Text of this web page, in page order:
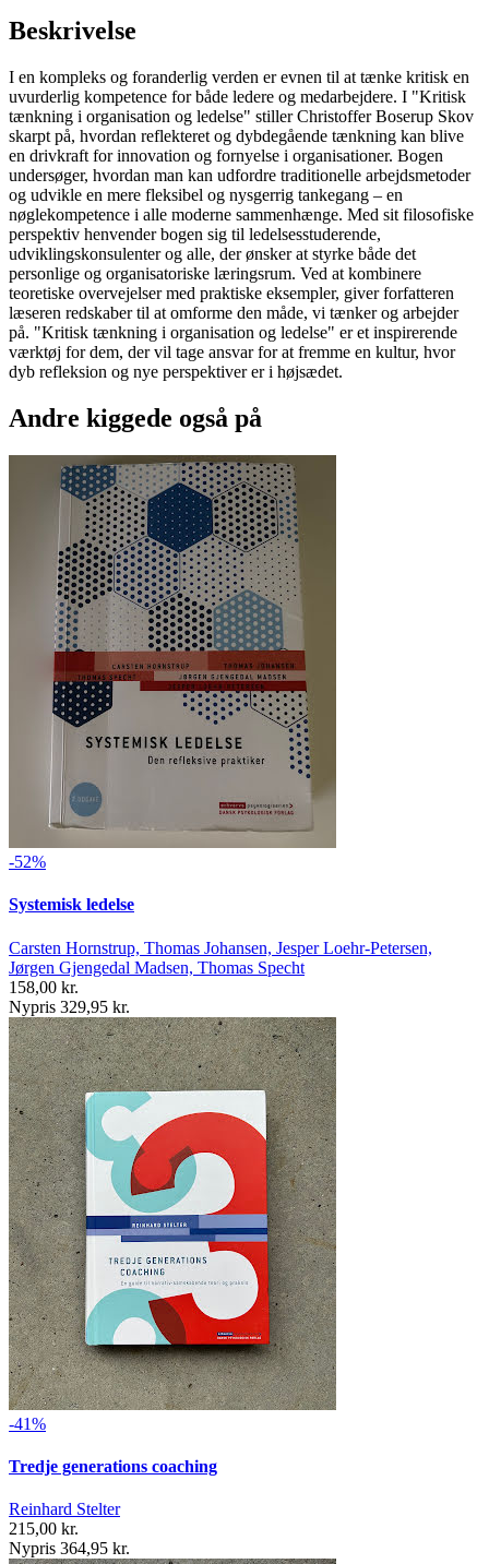
Beskrivelse
I en kompleks og foranderlig verden er evnen til at tænke kritisk en
uvurderlig kompetence for både ledere og medarbejdere. I "Kritisk
tænkning i organisation og ledelse" stiller Christoffer Boserup Skov
skarpt på, hvordan reflekteret og dybdegående tænkning kan blive
en drivkraft for innovation og fornyelse i organisationer. Bogen
undersøger, hvordan man kan udfordre traditionelle arbejdsmetoder
og udvikle en mere fleksibel og nysgerrig tankegang – en
nøglekompetence i alle moderne sammenhænge. Med sit filosofiske
perspektiv henvender bogen sig til ledelsesstuderende,
udviklingskonsulenter og alle, der ønsker at styrke både det
personlige og organisatoriske læringsrum. Ved at kombinere
teoretiske overvejelser med praktiske eksempler, giver forfatteren
læseren redskaber til at omforme den måde, vi tænker og arbejder
på. "Kritisk tænkning i organisation og ledelse" er et inspirerende
værktøj for dem, der vil tage ansvar for at fremme en kultur, hvor
dyb refleksion og nye perspektiver er i højsædet.
Andre kiggede også på
-52%
Systemisk ledelse
Carsten Hornstrup, Thomas Johansen, Jesper Loehr-Petersen,
Jørgen Gjengedal Madsen, Thomas Specht
158,00 kr.
Nypris 329,95 kr.
-41%
Tredje generations coaching
Reinhard Stelter
215,00 kr.
Nypris 364,95 kr.